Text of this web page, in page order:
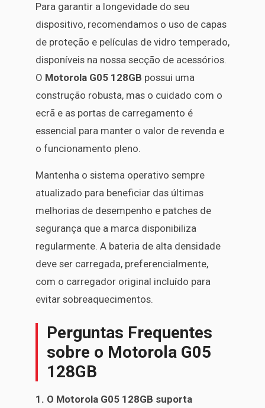
Para garantir a longevidade do seu
dispositivo, recomendamos o uso de capas
de proteção e películas de vidro temperado,
disponíveis na nossa secção de acessórios.
O Motorola G05 128GB possui uma
construção robusta, mas o cuidado com o
ecrã e as portas de carregamento é
essencial para manter o valor de revenda e
o funcionamento pleno.
Mantenha o sistema operativo sempre
atualizado para beneficiar das últimas
melhorias de desempenho e patches de
segurança que a marca disponibiliza
regularmente. A bateria de alta densidade
deve ser carregada, preferencialmente,
com o carregador original incluído para
evitar sobreaquecimentos.
Perguntas Frequentes
sobre o Motorola G05
128GB
1. O Motorola G05 128GB suporta